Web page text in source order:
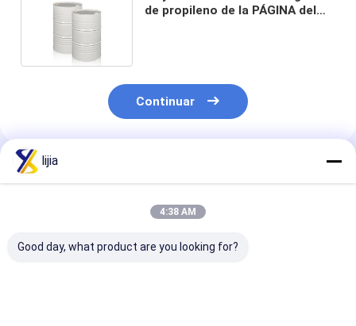
de propileno de la PÁGINA del
Continuar
Productos Recomendados
lijia
4:38 AM
Good day, what product are you looking for?